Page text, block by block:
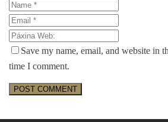
Save my name, email, and website in
time I comment.